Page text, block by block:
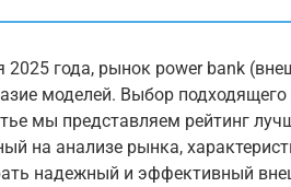
2025 года, рынок power bank
моделей. Выбор
мы представляем рейтинг
на анализе рынка,
надежный и эффективный